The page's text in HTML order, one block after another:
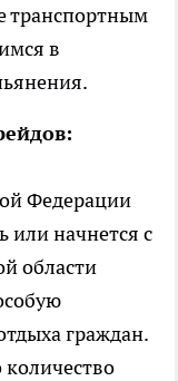
транспортным
в
Федерации
или начнется с
области
граждан.